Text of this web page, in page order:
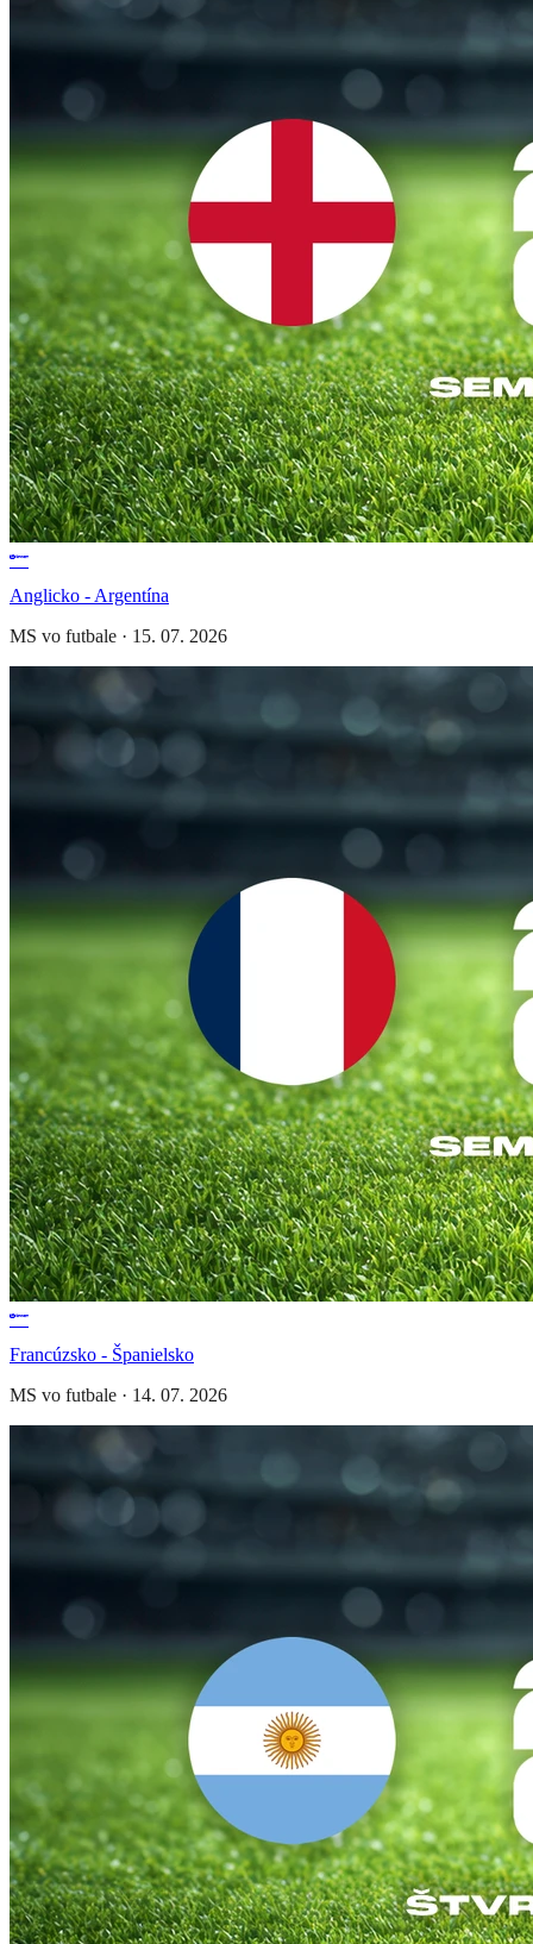
Anglicko - Argentína
MS vo futbale · 15. 07. 2026
Francúzsko - Španielsko
MS vo futbale · 14. 07. 2026